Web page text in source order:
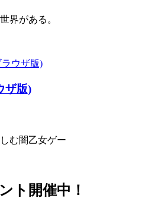
界がある。
ザ版)
む闇乙女ゲー
ト開催中！